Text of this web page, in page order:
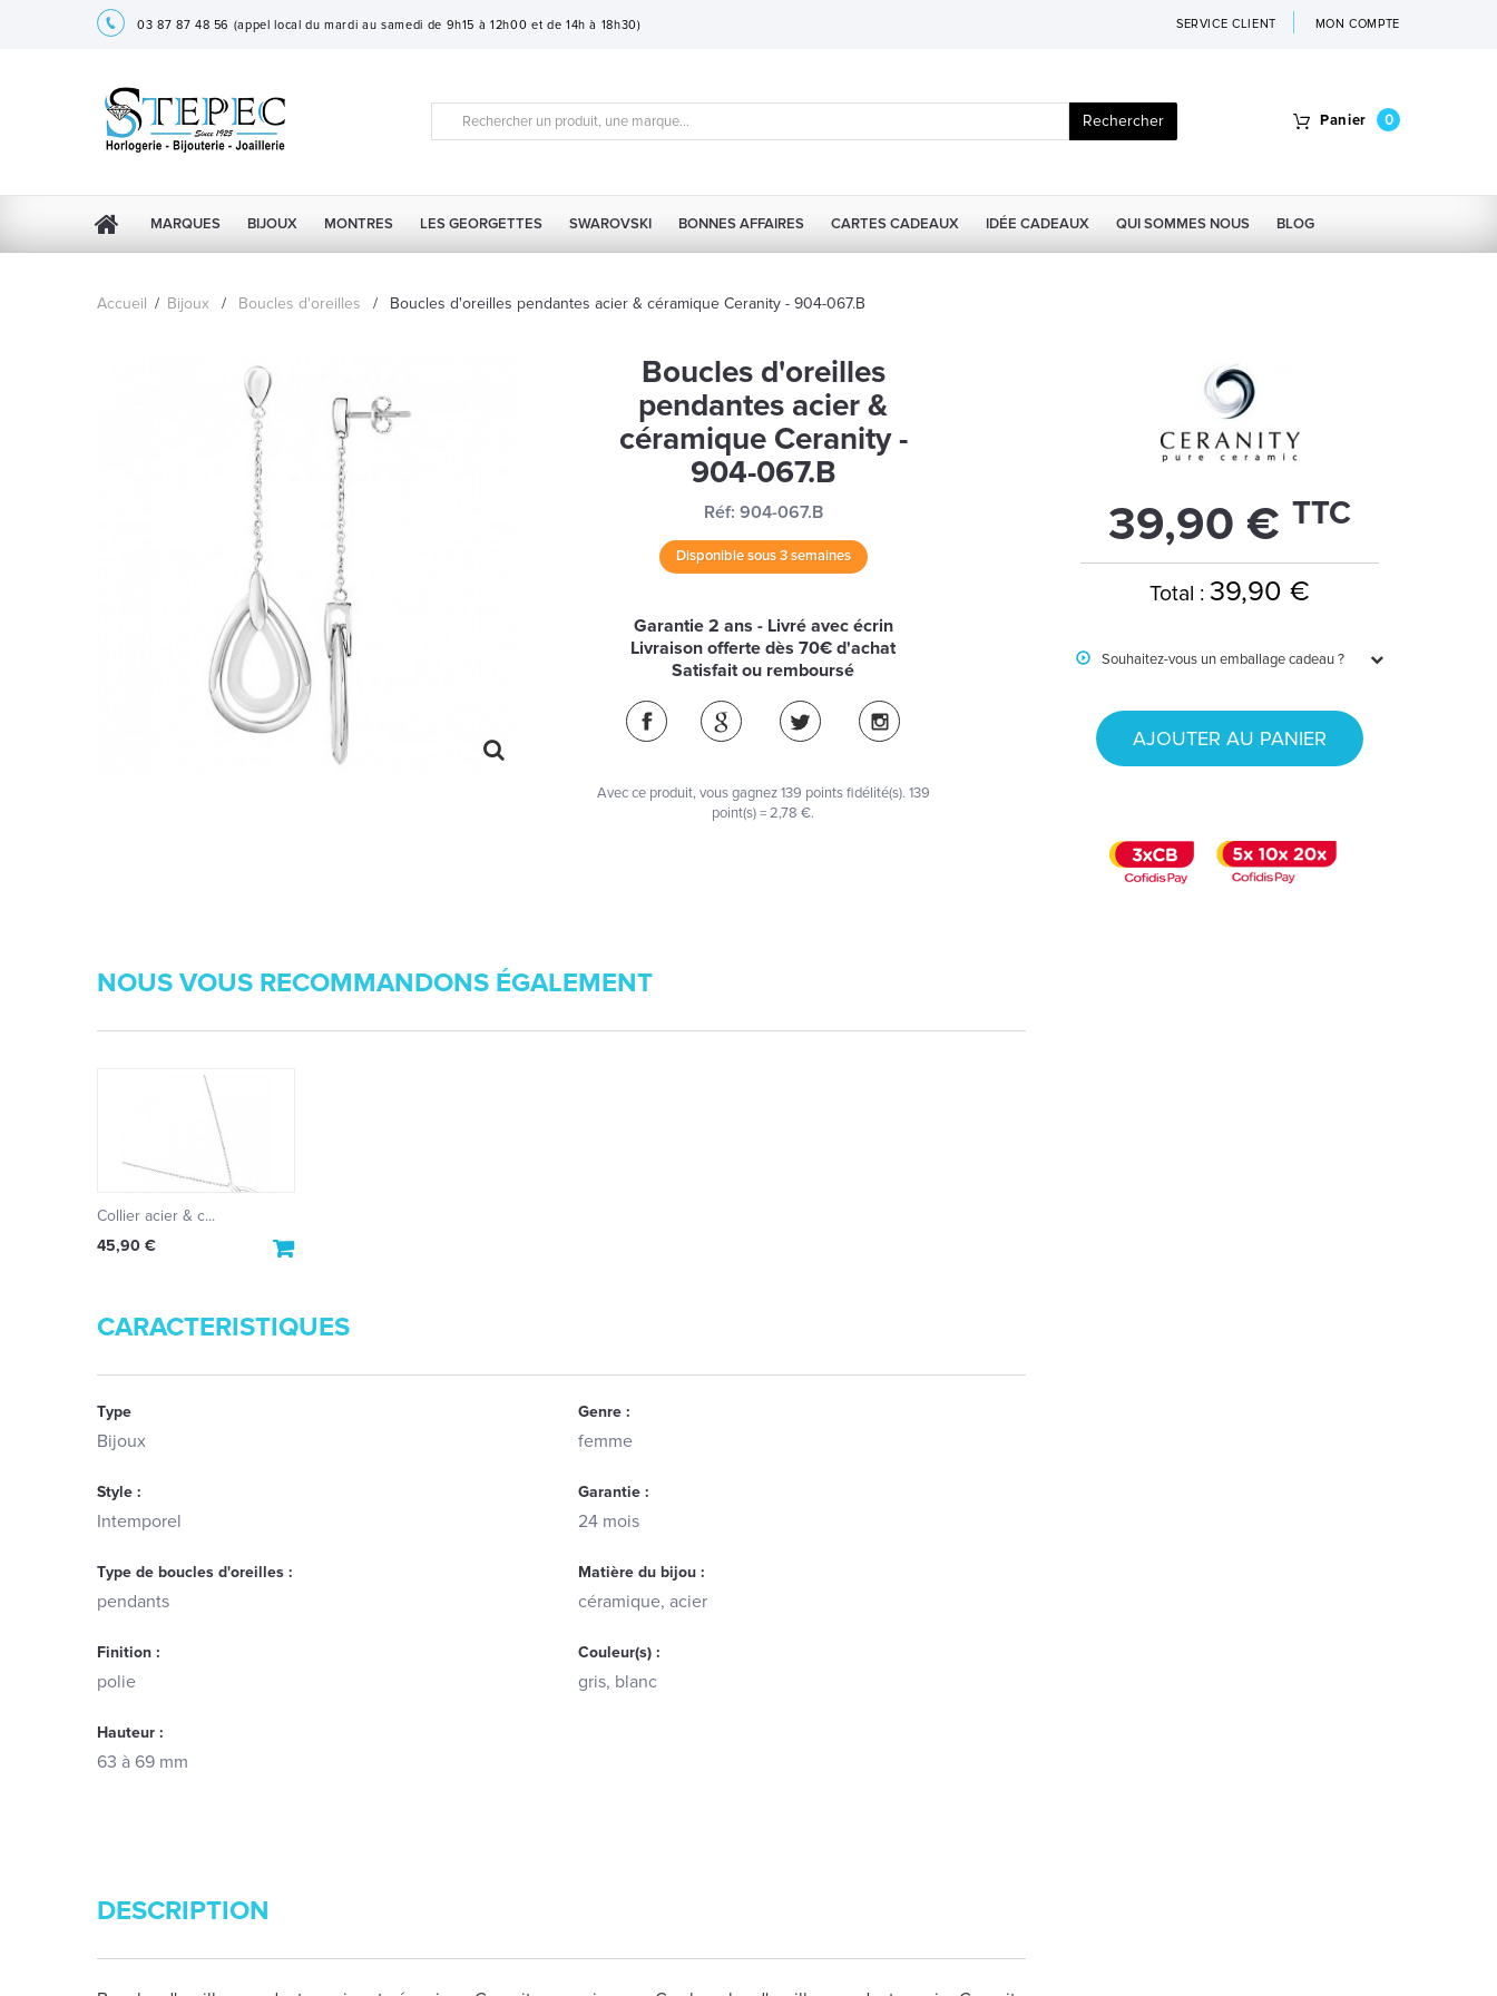
03 87 87 48 56 (appel local du mardi au samedi de 9h15 à 12h00 et de 14h à 18h30) SERVICE CLIENT MON COMPTE
Rechercher Panier 0
MARQUES BIJOUX MONTRES LES GEORGETTES SWAROVSKI BONNES AFFAIRES CARTES CADEAUX IDÉE CADEAUX QUI SOMMES NOUS BLOG
Accueil / Bijoux / Boucles d'oreilles / Boucles d'oreilles pendantes acier & céramique Ceranity - 904-067.B
Boucles d'oreilles
pendantes acier &
céramique Ceranity -
904-067.B
Réf: 904-067.B
Disponible sous 3 semaines
Garantie 2 ans - Livré avec écrin
Livraison offerte dès 70€ d'achat
Satisfait ou remboursé
Avec ce produit, vous gagnez139 points fidélité(s). 139
point(s) =2,78 €.
39,90 € TTC
Total : 39,90 €
Souhaitez-vous un emballage cadeau ?
AJOUTER AU PANIER
NOUS VOUS RECOMMANDONS ÉGALEMENT
Collier acier & c...
45,90 €
CARACTERISTIQUES
Type
Bijoux
Genre :
femme
Style :
Intemporel
Garantie :
24 mois
Type de boucles d'oreilles :
pendants
Matière du bijou :
céramique, acier
Finition :
polie
Couleur(s) :
gris, blanc
Hauteur :
63 à 69 mm
DESCRIPTION